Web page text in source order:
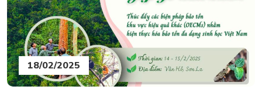
18/02/2025